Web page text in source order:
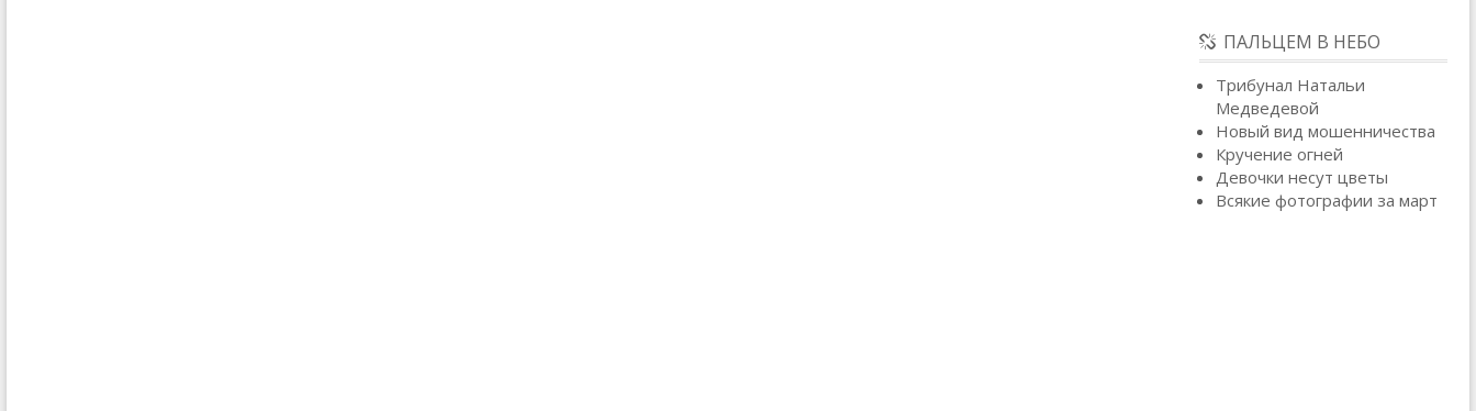
ПАЛЬЦЕМ В НЕБО
Трибунал Натальи
Медведевой
Новый вид мошенничества
Кручение огней
Девочки несут цветы
Всякие фотографии за март